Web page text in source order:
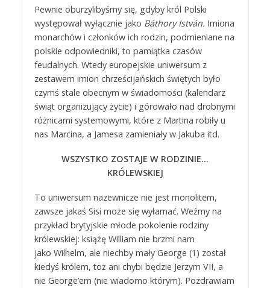
Pewnie oburzylibyśmy się, gdyby król Polski
występował wyłącznie jako Báthory István. Imiona
monarchów i członków ich rodzin, podmieniane na
polskie odpowiedniki, to pamiątka czasów
feudalnych. Wtedy europejskie uniwersum z
zestawem imion chrześcijańskich świętych było
czymś stale obecnym w świadomości (kalendarz
świąt organizujący życie) i górowało nad drobnymi
różnicami systemowymi, które z Martina robiły u
nas Marcina, a Jamesa zamieniały w Jakuba itd.
WSZYSTKO ZOSTAJE W RODZINIE…
KRÓLEWSKIEJ
To uniwersum nazewnicze nie jest monolitem,
zawsze jakaś Sisi może się wyłamać. Weźmy na
przykład brytyjskie młode pokolenie rodziny
królewskiej: książę William nie brzmi nam
jako Wilhelm, ale niechby mały George (1) został
kiedyś królem, toż ani chybi będzie Jerzym VII, a
nie George’em (nie wiadomo którym). Pozdrawiam